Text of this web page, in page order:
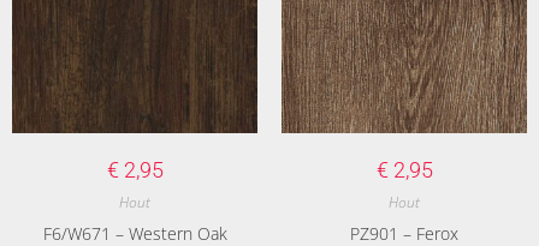
€ 2,95
Hout
F6/W671 – Western Oak
€ 2,95
Hout
PZ901 – Ferox